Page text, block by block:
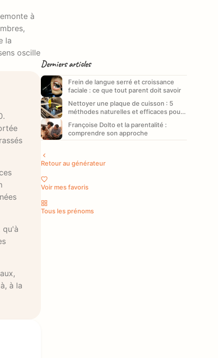
à
la
qu'à
à la
Derniers articles
Frein de langue serré et croissance
faciale : ce que tout parent doit savoir
Nettoyer une plaque de cuisson : 5
méthodes naturelles et efficaces pour
Françoise Dolto et la parentalité :
comprendre son approche
Retour au générateur
Voir mes favoris
Tous les prénoms